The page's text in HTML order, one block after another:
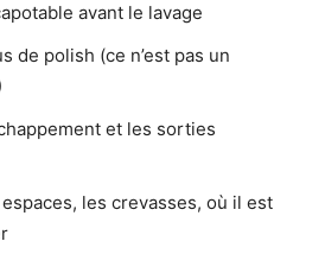
avant le lavage
de polish (ce n’est pas un
et les sorties
les crevasses, où il est